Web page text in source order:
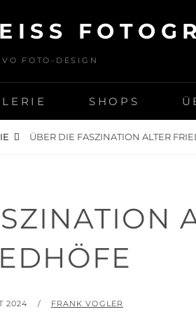
FOTO-DESIGN
SHOPS
ÜBER DIE FASZINATION ALTER
2024 BY
FRANK VOGLER